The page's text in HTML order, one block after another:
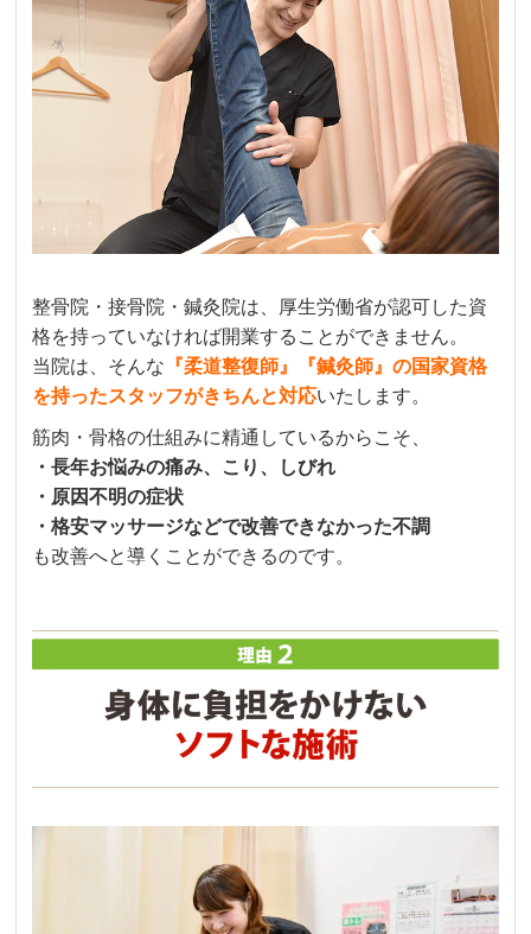
整骨院・接骨院・鍼灸院は、厚生労働省が認可した資
格を持っていなければ開業することができません。
当院は、そんな 『柔道整復師』『鍼灸師』の国家資格
を持ったスタッフがきちんと対応いたします。
筋肉・骨格の仕組みに精通しているからこそ、
・長年お悩みの痛み、こり、しびれ
・原因不明の症状
・格安マッサージなどで改善できなかった不調
も改善へと導くことができるのです。